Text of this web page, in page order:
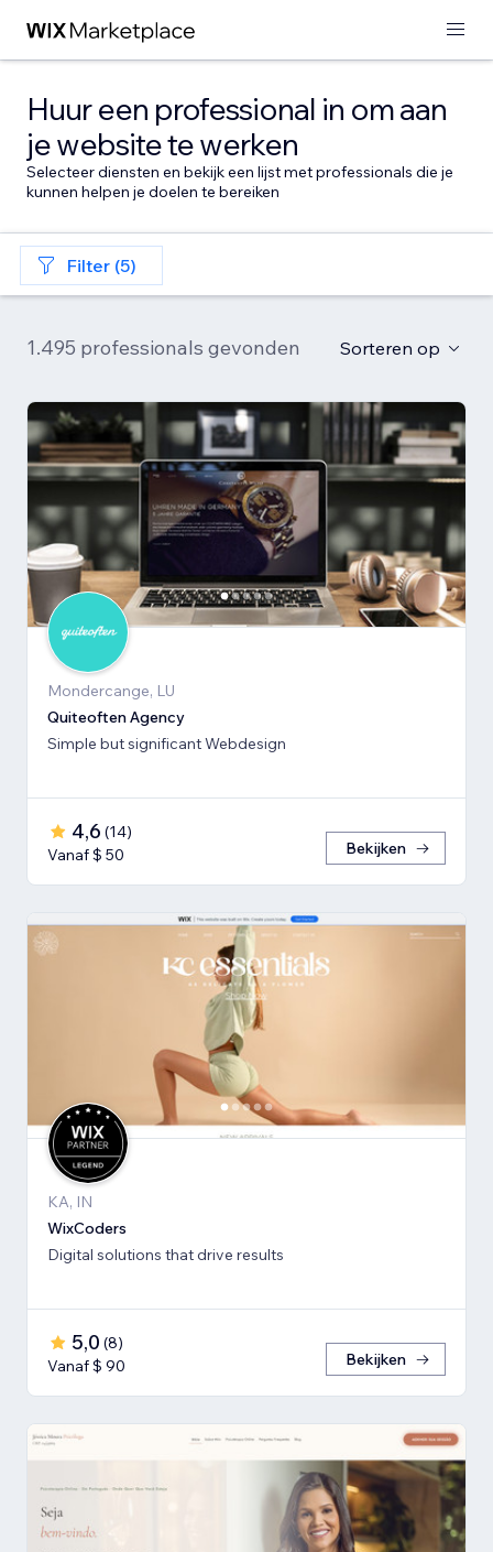
Huur een professional in om aan
je website te werken
Selecteer diensten en bekijk een lijst met professionals die je
kunnen helpen je doelen te bereiken
Filter (5)
1.495 professionals gevonden Sorteren op
Mondercange, LU
Quiteoften Agency
Simple but significant Webdesign
4,6 (14)
Vanaf $ 50
Bekijken
KA, IN
WixCoders
Digital solutions that drive results
5,0 (8)
Vanaf $ 90
Bekijken